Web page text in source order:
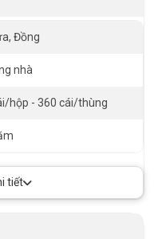
Đồng
nhà
hộp - 360 cái/thùng
tiết